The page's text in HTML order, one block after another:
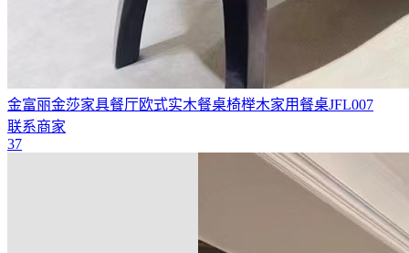
金富丽金莎家具餐厅欧式实木餐桌椅榉木家用餐桌JFL007
联系商家
37